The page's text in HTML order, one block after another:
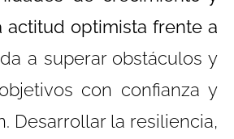
actitud optimista frente a
a superar obstáculos y
con confianza y
Desarrollar la resiliencia,